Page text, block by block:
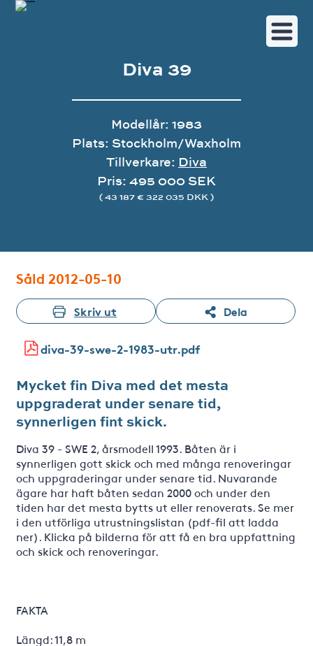
Diva 39
Modellår: 1983
Plats: Stockholm/Waxholm
Tillverkare: Diva
Pris: 495 000 SEK
( 43 187 € 322 035 DKK )
Såld 2012-05-10
Skriv ut Dela
diva-39-swe-2-1983-utr.pdf
Mycket fin Diva med det mesta
uppgraderat under senare tid,
synnerligen fint skick.
Diva 39 - SWE 2, årsmodell 1993. Båten är i
synnerligen gott skick och med många renoveringar
och uppgraderingar under senare tid. Nuvarande
ägare har haft båten sedan 2000 och under den
tiden har det mesta bytts ut eller renoverats. Se mer
i den utförliga utrustningslistan (pdf-fil att ladda
ner). Klicka på bilderna för att få en bra uppfattning
och skick och renoveringar.
FAKTA
Längd: 11,8 m